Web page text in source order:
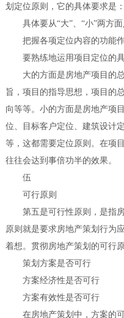
划定位原则，它的具体要求是：
具体要从“大”、“小”两方
把握各项定位内容的功能
要熟练地运用项目定位的
大的方面是房地产项目的
旨，项目的指导思想，项目的
向等等。小的方面是房地产项
位、目标客户定位、建筑设计
等，这都需要定位原则。在项
往往会达到事倍功半的效果。
伍
可行原则
第五是可行性原则，是指
原则就是要求房地产策划行为
着想。贯彻房地产策划的可行
策划方案是否可行
方案经济性是否可行
方案有效性是否可行
在房地产策划中，方案的